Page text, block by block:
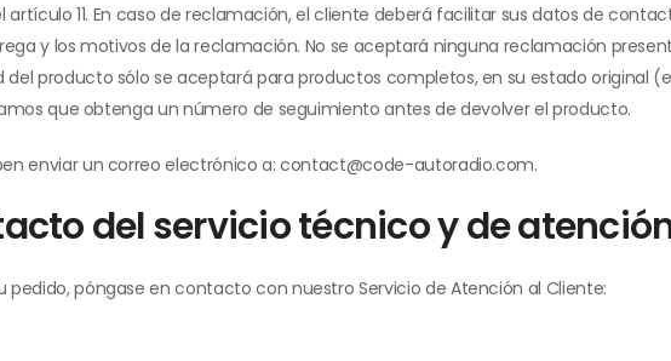
11. En caso de reclamación, el cliente deberá facilitar sus datos de
y los motivos de la reclamación. No se aceptará ninguna reclamación
producto sólo se aceptará para productos completos, en su estado original
que obtenga un número de seguimiento antes de devolver el producto.
enviar un correo electrónico a: contact@code-autoradio.com.
del servicio técnico y de
póngase en contacto con nuestro Servicio de Atención al Cliente: